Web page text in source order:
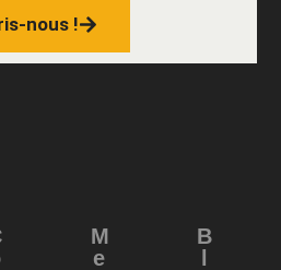
nous !
M
e
B
l